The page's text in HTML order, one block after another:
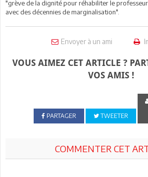
"grève de la dignité pour réhabiliter le
avec des décennies de marginalisation".
Envoyer à un ami
VOUS AIMEZ CET ARTICLE ?
VOS AMIS !
PARTAGER TWEETER
COMMENTER CET